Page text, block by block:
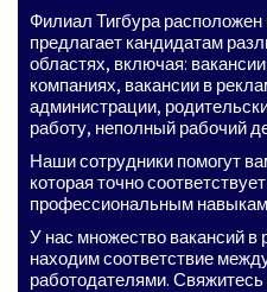
Филиал Тигбура расположен
предлагает кандидатам
областях, включая:
компаниях, вакансии в
администрации,
работу, неполный рабочий
Наши сотрудники помогут
которая точно
профессиональным
У нас множество вакансий
находим соответствие
работодателями.